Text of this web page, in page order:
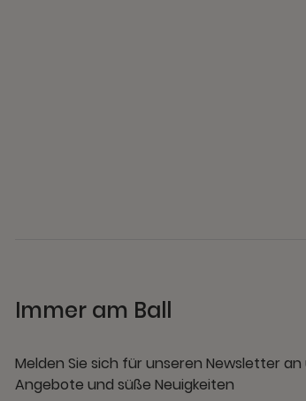
Immer am Ball
Melden Sie sich für unseren Newsletter
Angebote und süße Neuigkeiten